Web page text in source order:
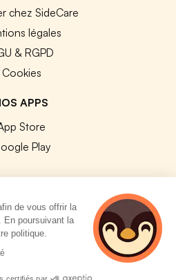
chez SideCare
légales
& RGPD
Cookies
APPS
Store
Play
Tous droits réservés.
de vous offrir la
En poursuivant la
politique.
certifiés par
5 personnes
consultent
actuellement cette